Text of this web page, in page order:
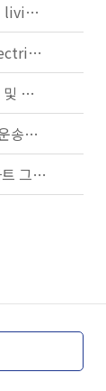
IEC TS 63134:2020 - Active assisted living (AAL) use cases
IEC 60034-5:2020 RLV - Rotating electrical machines - Part 5: Degrees of protection provided by the integral design of rotating electrical machines (IP code) - Classification
KS B ISO/TS 25740-1 - 에스컬레이터 및 무빙워크에 대한 안전요건 — 제1부: 세계공통 필수 안전요건(GESRs)
KS B ISO/TS 8100-21 - 승객 및 화물 운송용 엘리베이터 —제21부: 세계공통 필수안전요건(GESRs)을 충족하는 세계공통 안전 파라미터(GSPs)
KS C IEC TS 62872 - 산업 시설과 스마트 그리드 사이의 산업 공정 측정, 제어 및 자동화 시스템 인터페이스